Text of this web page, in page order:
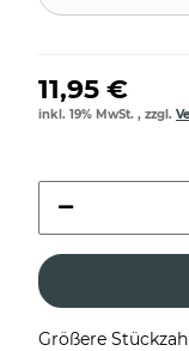
11,95 €
inkl. 19% MwSt. , zzgl.
Größere